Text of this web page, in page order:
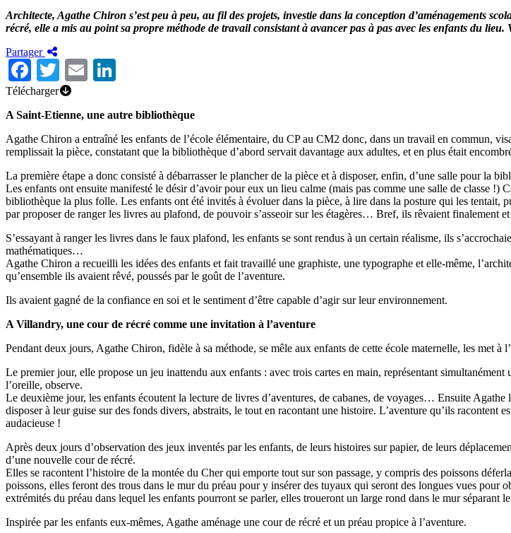
Architecte, Agathe Chiron s’est peu à peu, au fil des projets, investie dans la conception d’aménagements
récré, elle a mis au point sa propre méthode de travail consistant à avancer pas à pas avec les enfants du
Partager
Facebook
TwitterEmail
Télécharger
A Saint-Etienne, une autre bibliothèque
Agathe Chiron a entraîné les enfants de l’école élémentaire, du CP au CM2 donc, dans un travail en commun,
remplissait la pièce, constatant que la bibliothèque d’abord servait davantage aux adultes, et en plus était
La première étape a donc consisté à débarrasser le plancher de la pièce et à disposer, enfin, d’une salle pour la
Les enfants ont ensuite manifesté le désir d’avoir pour eux un lieu calme (mais pas comme une salle de classe
bibliothèque la plus folle. Les enfants ont été invités à évoluer dans la pièce, à lire dans la posture qui les tentait,
par proposer de ranger les livres au plafond, de pouvoir s’asseoir sur les étagères… Bref, ils rêvaient finalement
S’essayant à ranger les livres dans le faux plafond, les enfants se sont rendus à un certain réalisme, ils
mathématiques…
Agathe Chiron a recueilli les idées des enfants et fait travaillé une graphiste, une typographe et elle-même,
qu’ensemble ils avaient rêvé, poussés par le goût de l’aventure.
Ils avaient gagné de la confiance en soi et le sentiment d’être capable d’agir sur leur environnement.
A Villandry, une cour de récré comme une invitation à l’aventure
Pendant deux jours, Agathe Chiron, fidèle à sa méthode, se mêle aux enfants de cette école maternelle, les met
Le premier jour, elle propose un jeu inattendu aux enfants : avec trois cartes en main, représentant
l’oreille, observe.
Le deuxième jour, les enfants écoutent la lecture de livres d’aventures, de cabanes, de voyages… Ensuite
disposer à leur guise sur des fonds divers, abstraits, le tout en racontant une histoire. L’aventure qu’ils
audacieuse !
Après deux jours d’observation des jeux inventés par les enfants, de leurs histoires sur papier, de leurs
d’une nouvelle cour de récré.
Elles se racontent l’histoire de la montée du Cher qui emporte tout sur son passage, y compris des poissons
poissons, elles feront des trous dans le mur du préau pour y insérer des tuyaux qui seront des longues vues
extrémités du préau dans lequel les enfants pourront se parler, elles troueront un large rond dans le mur séparant
Inspirée par les enfants eux-mêmes, Agathe aménage une cour de récré et un préau propice à l’aventure.